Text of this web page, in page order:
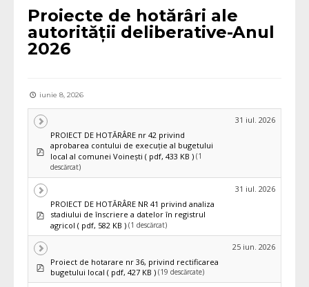
Proiecte de hotărâri ale
autorității deliberative-Anul
2026
iunie 8, 2026
pdf
PROIECT DE HOTĂRÂRE nr 42 privind
aprobarea contului de execuţie al bugetului
local al comunei Voinești ( pdf, 433 KB ) (1
descărcat)
31 iul. 2026
pdf
PROIECT DE HOTĂRÂRE NR 41 privind analiza
stadiului de înscriere a datelor în registrul
agricol ( pdf, 582 KB ) (1 descărcat)
31 iul. 2026
pdfProiect de hotarare nr 36, privind rectificarea
bugetului local ( pdf, 427 KB ) (19 descărcate)
25 iun. 2026